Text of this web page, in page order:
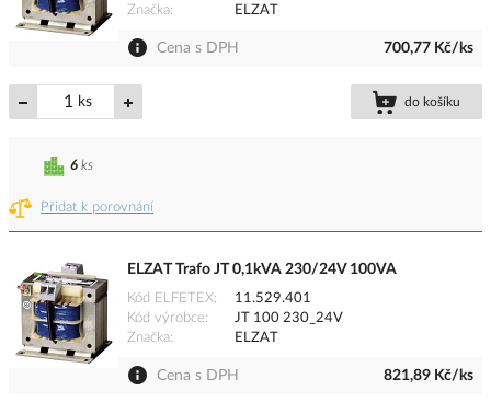
Značka
ELZAT
Cena s DPH 700,77 Kč/ks
ks do košíku
Přidat k porovnání
6 ks
ELZAT Trafo JT 0,1kVA 230/24V 100VA
Kód ELFETEX
11.529.401
Kód výrobce
JT 100 230_24V
Značka
ELZAT
Cena s DPH 821,89 Kč/ks